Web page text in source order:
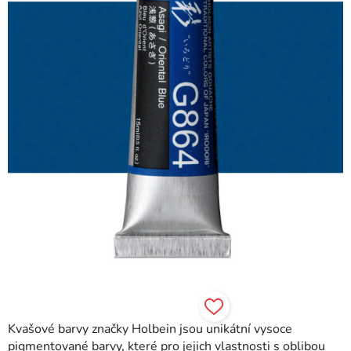
hvězdiček.
Kvašové barvy značky Holbein jsou unikátní vysoce
pigmentované barvy, které pro jejich vlastnosti s oblibou